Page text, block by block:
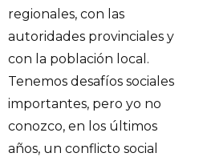
regionales, con las
autoridades provinciales y
con la población local.
Tenemos desafíos sociales
importantes, pero yo no
conozco, en los últimos
años, un conflicto social